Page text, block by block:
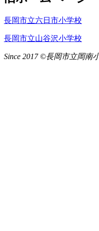
長岡市立六日市小学校
長岡市立山谷沢小学校
Since 2017 ©長岡市立岡南